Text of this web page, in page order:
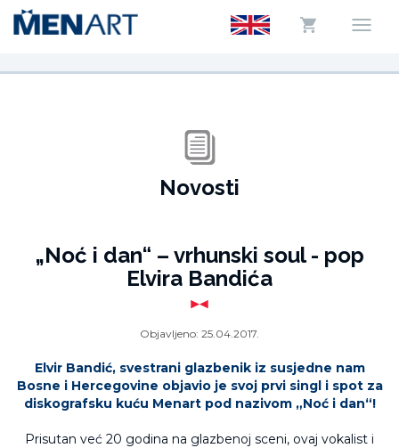
Novosti
„Noć i dan“ – vrhunski soul - pop
Elvira Bandića
Objavljeno: 25.04.2017.
Elvir Bandić, svestrani glazbenik iz susjedne nam
Bosne i Hercegovine objavio je svoj prvi singl i spot za
diskografsku kuću Menart pod nazivom „Noć i dan“!
Prisutan već 20 godina na glazbenoj sceni, ovaj vokalist i